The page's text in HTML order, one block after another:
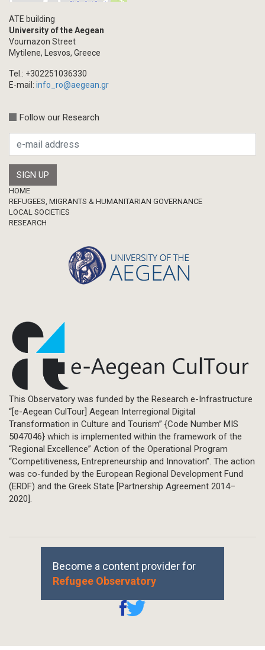
ATE building
University of the Aegean
Vournazon Street
Mytilene, Lesvos, Greece
Tel.: +302251036330
E-mail: info_ro@aegean.gr
Follow our Research
Footer
HOME
REFUGEES, MIGRANTS & HUMANITARIAN GOVERNANCE
LOCAL SOCIETIES
RESEARCH
This Observatory was funded by the Research e-Infrastructure
“[e-Aegean CulTour] Aegean Interregional Digital
Transformation in Culture and Tourism” {Code Number MIS
5047046} which is implemented within the framework of the
“Regional Excellence” Action of the Operational Program
“Competitiveness, Entrepreneurship and Innovation”. The action
was co-funded by the European Regional Development Fund
(ERDF) and the Greek State [Partnership Agreement 2014–
2020].
Become a content provider for
Refugee Observatory